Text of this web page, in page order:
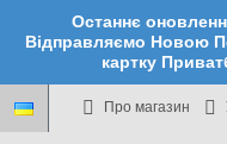
Останнє
Відправляємо Новою
картку
Про магазин